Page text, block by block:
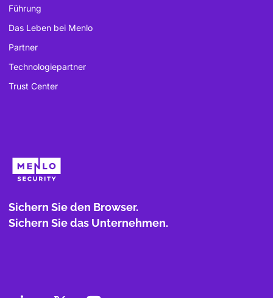
Führung
Das Leben bei Menlo
Partner
Technologiepartner
Trust Center
Sichern Sie den Browser.
Sichern Sie das Unternehmen.